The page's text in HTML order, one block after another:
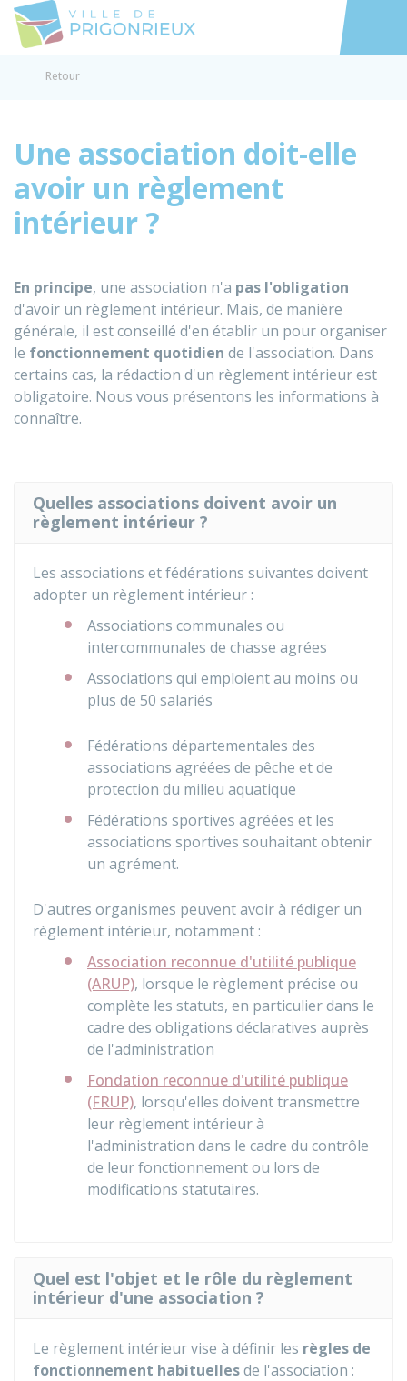
Accéder
Retour
Une association doit-elle
avoir un règlement
intérieur ?
En principe, une association n'a pas l'obligation
d'avoir un règlement intérieur. Mais, de manière
générale, il est conseillé d'en établir un pour organiser
le fonctionnement quotidien de l'association. Dans
certains cas, la rédaction d'un règlement intérieur est
obligatoire. Nous vous présentons les informations à
connaître.
Quelles associations doivent avoir un
règlement intérieur ?
Les associations et fédérations suivantes doivent
adopter un règlement intérieur :
Associations communales ou
intercommunales de chasse agrées
Associations qui emploient au moins ou
plus de 50 salariés
Fédérations départementales des
associations agréées de pêche et de
protection du milieu aquatique
Fédérations sportives agréées et les
associations sportives souhaitant obtenir
un agrément.
D'autres organismes peuvent avoir à rédiger un
règlement intérieur, notamment :
Association reconnue d'utilité publique
(ARUP), lorsque le règlement précise ou
complète les statuts, en particulier dans le
cadre des obligations déclaratives auprès
de l'administration
Fondation reconnue d'utilité publique
(FRUP), lorsqu'elles doivent transmettre
leur règlement intérieur à
l'administration dans le cadre du contrôle
de leur fonctionnement ou lors de
modifications statutaires.
Quel est l'objet et le rôle du règlement
intérieur d'une association ?
Le règlement intérieur vise à définir les règles de
fonctionnement habituellesde l'association :